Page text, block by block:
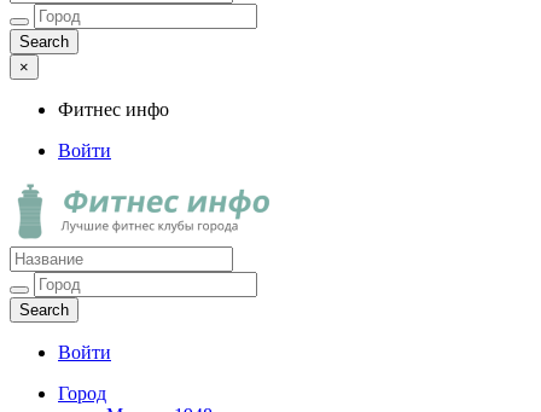
×
Фитнес инфо
Войти
Фитнес инфо
Лучшие фитнес клубы города
Войти
Город